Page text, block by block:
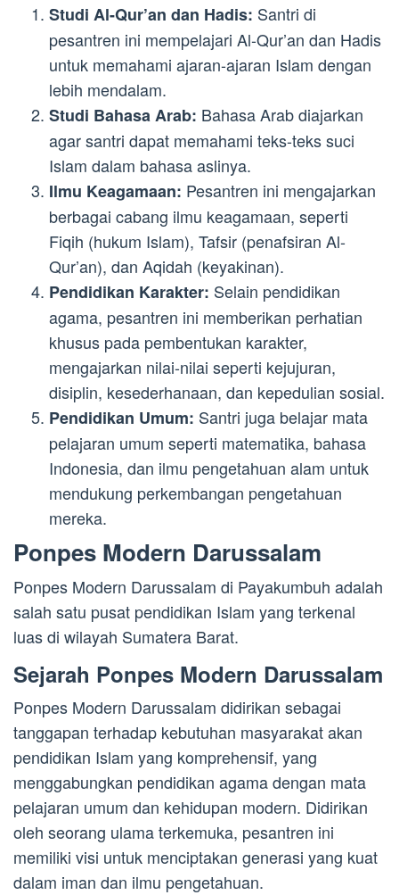
Studi Al-Qur’an dan Hadis: Santri di
pesantren ini mempelajari Al-Qur’an dan Hadis
untuk memahami ajaran-ajaran Islam dengan
lebih mendalam.
Studi Bahasa Arab: Bahasa Arab diajarkan
agar santri dapat memahami teks-teks suci
Islam dalam bahasa aslinya.
Ilmu Keagamaan: Pesantren ini mengajarkan
berbagai cabang ilmu keagamaan, seperti
Fiqih (hukum Islam), Tafsir (penafsiran Al-
Qur’an), dan Aqidah (keyakinan).
Pendidikan Karakter: Selain pendidikan
agama, pesantren ini memberikan perhatian
khusus pada pembentukan karakter,
mengajarkan nilai-nilai seperti kejujuran,
disiplin, kesederhanaan, dan kepedulian sosial.
Pendidikan Umum: Santri juga belajar mata
pelajaran umum seperti matematika, bahasa
Indonesia, dan ilmu pengetahuan alam untuk
mendukung perkembangan pengetahuan
mereka.
Ponpes Modern Darussalam
Ponpes Modern Darussalam di Payakumbuh adalah
salah satu pusat pendidikan Islam yang terkenal
luas di wilayah Sumatera Barat.
Sejarah Ponpes Modern Darussalam
Ponpes Modern Darussalam didirikan sebagai
tanggapan terhadap kebutuhan masyarakat akan
pendidikan Islam yang komprehensif, yang
menggabungkan pendidikan agama dengan mata
pelajaran umum dan kehidupan modern. Didirikan
oleh seorang ulama terkemuka, pesantren ini
memiliki visi untuk menciptakan generasi yang kuat
dalam iman dan ilmu pengetahuan.